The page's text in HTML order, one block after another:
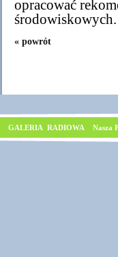
opracować
środowiskowych.
« powrót
GALERIA RADIOWA Nasza